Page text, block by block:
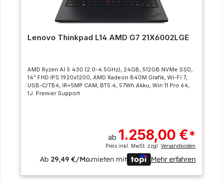
Lenovo Thinkpad L14 AMD G7 21X6002LGE
AMD Ryzen AI 5 430 (2.0-4.5GHz), 24GB, 512GB NVMe SSD,
14" FHD IPS 1920x1200, AMD Radeon 840M Grafik, Wi-Fi 7,
USB-C/TB4, IR+5MP CAM, BT5.4, 57Wh Akku, Win 11 Pro 64,
1J. Premier Support
ab 1.258,00 €*
Preis inkl. MwSt. zzgl.Versandkosten
Ab29,49 €/Mo.mieten mit Mehr erfahren